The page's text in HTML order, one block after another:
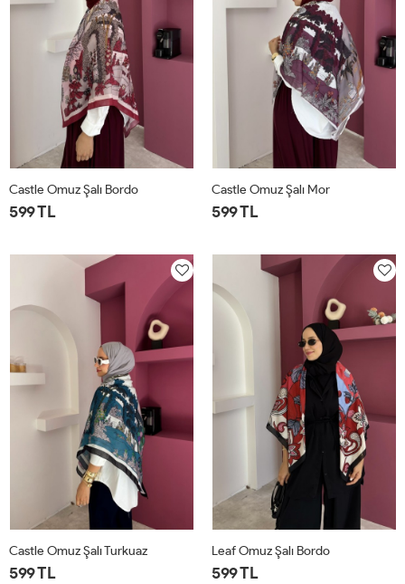
Castle Omuz Şalı Bordo
599 TL
Castle Omuz Şalı Mor
599 TL
Castle Omuz Şalı Turkuaz
599 TL
Leaf Omuz Şalı Bordo
599 TL